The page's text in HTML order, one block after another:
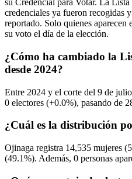
su Credencial para Votar. La
credenciales ya fueron recogidas
reportado. Solo quienes
su voto el día de la elección.
¿Cómo ha cambiado la
desde 2024?
Entre 2024 y el corte del 9 de
0 electores (+0.0%), pasando de
¿Cuál es la distribución
Ojinaga registra 14,535 mujeres (
(49.1%). Además, 0 personas